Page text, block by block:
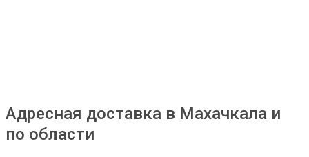
Адресная доставка в Махачкала и
по области